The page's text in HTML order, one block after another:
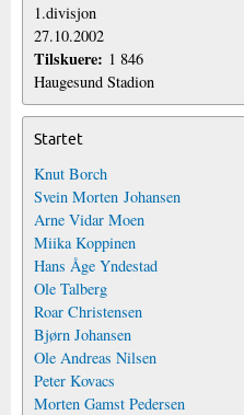
1.divisjon
27.10.2002
Tilskuere: 1 846
Haugesund Stadion
Startet
Knut Borch
Svein Morten Johansen
Arne Vidar Moen
Miika Koppinen
Hans Åge Yndestad
Ole Talberg
Roar Christensen
Bjørn Johansen
Ole Andreas Nilsen
Peter Kovacs
Morten Gamst Pedersen